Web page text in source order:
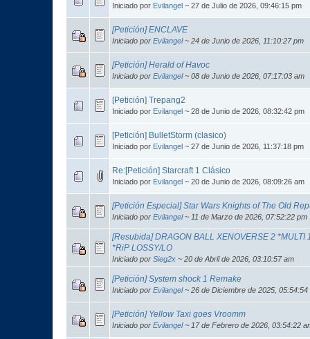
Iniciado por Evilangel ~ 27 de Julio de 2026, 09:46:15 pm
[Petición] ENCLAVE
Iniciado por Evilangel~ 24 de Junio de 2026, 11:10:27 pm
[Petición] Herald of Havoc
Iniciado por Evilangel~ 08 de Junio de 2026, 07:17:03 am
[Petición] Trepang2
Iniciado por Evilangel ~ 28 de Junio de 2026, 08:32:42 pm
[Petición] BulletStorm (clasico)
Iniciado por Evilangel ~ 27 de Junio de 2026, 11:37:18 pm
Re:[Petición] Starcraft 1 Clásico
Iniciado por Evilangel ~ 20 de Junio de 2026, 08:09:26 am
[Petición Especial] Star Wars Knights of The Old
Iniciado por Evilangel~ 11 de Marzo de 2026, 07:52:22 pm
[Resubida] DRAGON BALL XENOVERSE 2 *MULTI
*RiP LOSSY/LO
Iniciado por Sieg2x ~ 20 de Abril de 2026, 03:10:57 am
[Petición] System shock 1 Remake
Iniciado por Evilangel~ 26 de Diciembre de 2025, 05:54:54
[Petición] Yellow Taxi goes Vroomm
Iniciado por Evilangel~ 17 de Febrero de 2026, 03:54:22